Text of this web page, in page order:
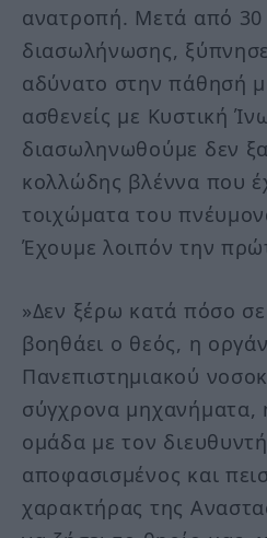
ανατροπή. Μετά από 30
διασωλήνωσης,
αδύνατο στην πάθησή
ασθενείς με Κυστική
διασωληνωθούμε δεν
κολλώδης βλέννα που
τοιχώματα του
Έχουμε λοιπόν την
»Δεν ξέρω κατά πόσο
βοηθάει ο θεός, η
Πανεπιστημιακού
σύγχρονα μηχανήματα,
ομάδα με τον
αποφασισμένος και
χαρακτήρας της